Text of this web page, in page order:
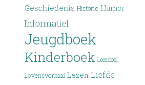
Geschiedenis Historie Humor
Informatief
Jeugdboek
Kinderboek Leesdoel
Levensverhaal Lezen Liefde